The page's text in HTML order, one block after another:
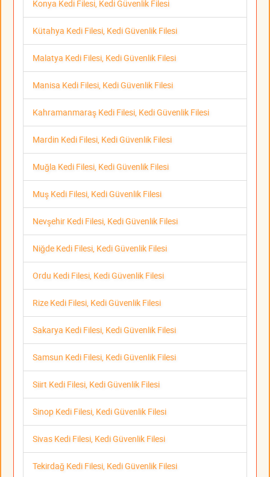
Konya Kedi Filesi, Kedi Güvenlik Filesi
Kütahya Kedi Filesi, Kedi Güvenlik Filesi
Malatya Kedi Filesi, Kedi Güvenlik Filesi
Manisa Kedi Filesi, Kedi Güvenlik Filesi
Kahramanmaraş Kedi Filesi, Kedi Güvenlik Filesi
Mardin Kedi Filesi, Kedi Güvenlik Filesi
Muğla Kedi Filesi, Kedi Güvenlik Filesi
Muş Kedi Filesi, Kedi Güvenlik Filesi
Nevşehir Kedi Filesi, Kedi Güvenlik Filesi
Niğde Kedi Filesi, Kedi Güvenlik Filesi
Ordu Kedi Filesi, Kedi Güvenlik Filesi
Rize Kedi Filesi, Kedi Güvenlik Filesi
Sakarya Kedi Filesi, Kedi Güvenlik Filesi
Samsun Kedi Filesi, Kedi Güvenlik Filesi
Siirt Kedi Filesi, Kedi Güvenlik Filesi
Sinop Kedi Filesi, Kedi Güvenlik Filesi
Sivas Kedi Filesi, Kedi Güvenlik Filesi
Tekirdağ Kedi Filesi, Kedi Güvenlik Filesi